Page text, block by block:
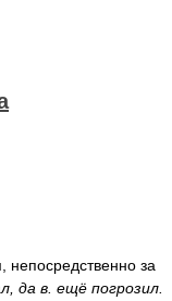
непосредственно за
да в. ещё погрозил.